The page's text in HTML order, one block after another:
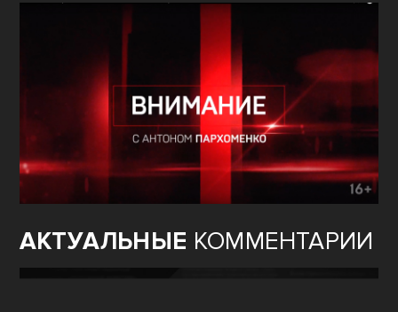
АКТУАЛЬНЫЕ КОММЕНТАРИИ